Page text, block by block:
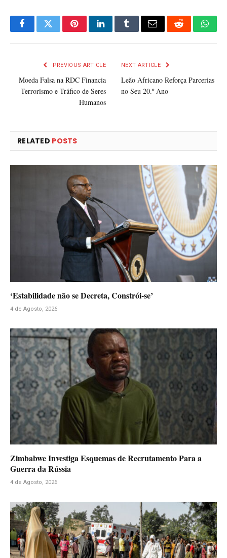
FacebookTwitterPinterestLinkedInTumblrEmail Reddit
PREVIOUS ARTICLE
Moeda Falsa na RDC Financia
Terrorismo e Tráfico de Seres
Humanos
NEXT ARTICLE
Leão Africano Reforça Parcerias
no Seu 20.º Ano
RELATED POSTS
‘Estabilidade não se Decreta, Constrói-se’
4 de Agosto, 2026
Zimbabwe Investiga Esquemas de Recrutamento Para a
Guerra da Rússia
4 de Agosto, 2026